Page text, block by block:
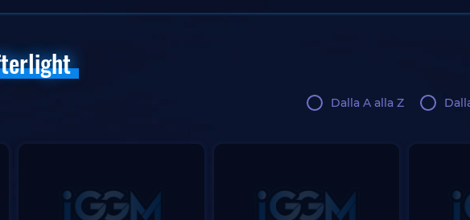
Dalla A alla Z